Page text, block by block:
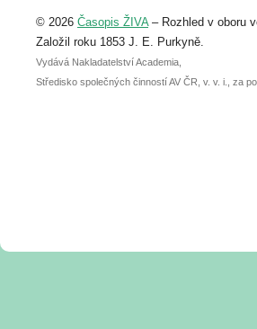
abstraktu přihlášené přednášky nebo
posteru je už 30. června.
© 2026 Časopis ŽIVA– Rozhled v oboru
Založil roku 1853 J. E. Purkyně.
Vydává Nakladatelství Academia,
Středisko společných činností AV ČR, v. v. i., za